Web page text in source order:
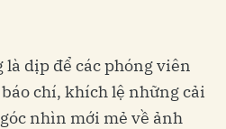
là dịp để các phóng viên
chí, khích lệ những cải
nhìn mới mẻ về ảnh